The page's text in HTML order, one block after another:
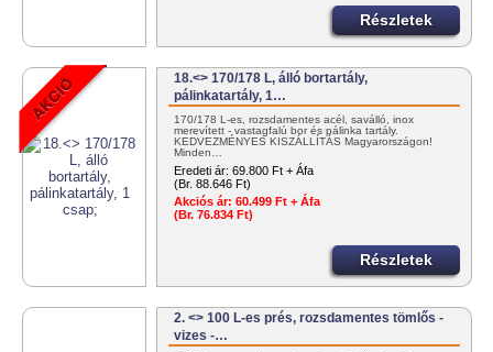
Részletek
18.<> 170/178 L, álló bortartály,
pálinkatartály, 1…
170/178 L-es, rozsdamentes acél, saválló, inox
merevített - vastagfalú bor és pálinka tartály.
KEDVEZMÉNYES KISZÁLLÍTÁS Magyarországon!
Minden…
Eredeti ár: 69.800 Ft + Áfa
(Br. 88.646 Ft)
Akciós ár: 60.499 Ft + Áfa
(Br. 76.834 Ft)
Részletek
2. <> 100 L-es prés, rozsdamentes tömlős -
vizes -…